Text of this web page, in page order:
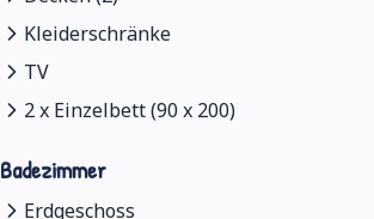
Kleiderschränke
TV
2 x Einzelbett (90 x 200)
Badezimmer
Erdgeschoss